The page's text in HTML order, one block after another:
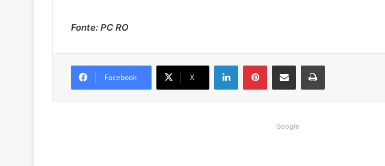
Fonte: PC RO
Facebook X
Google